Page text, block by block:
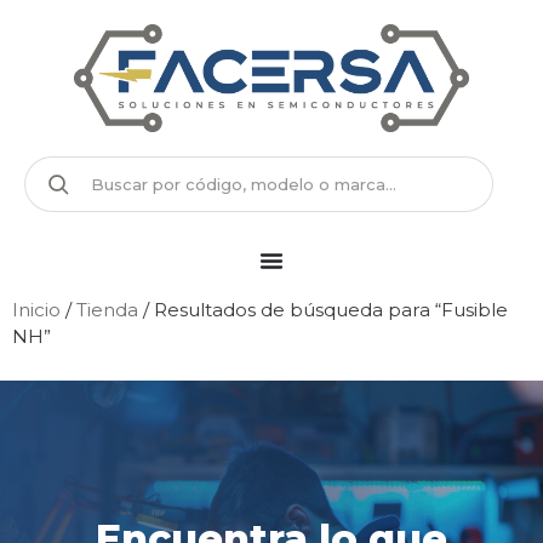
Inicio /Tienda / Resultados de búsqueda para “Fusible
NH”